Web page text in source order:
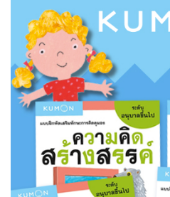
เนื้อมือ สมาธิ และจินตนาการไป
พร้อมกัน